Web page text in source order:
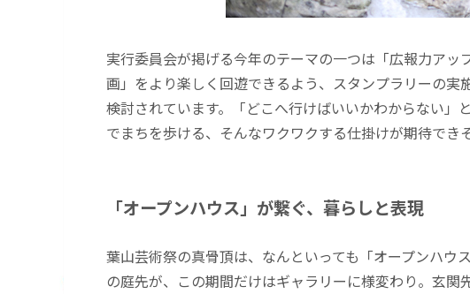
実行委員会が掲げる今年のテーマの一つは「広報力ア
画」をより楽しく回遊できるよう、スタンプラリーの
検討されています。「どこへ行けばいいかわからない」
でまちを歩ける、そんなワクワクする仕掛けが期待でき
「オープンハウス」が繋ぐ、暮らしと表現
葉山芸術祭の真骨頂は、なんといっても「オープンハウ
の庭先が、この期間だけはギャラリーに様変わり。玄